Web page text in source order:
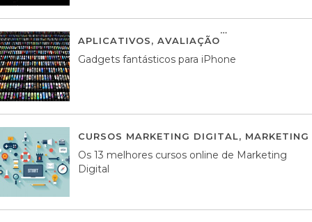
APLICATIVOS, AVALIAÇÃO
Gadgets fantásticos para iPhone
CURSOS MARKETING DIGITAL,
Os 13 melhores cursos online de Marketing
Digital